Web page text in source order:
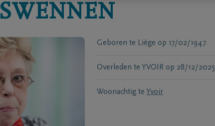
SWENNEN
Geboren te Liège op 17/02/1947
Overleden te YVOIR op 28/12/2025
Woonachtig te Yvoir